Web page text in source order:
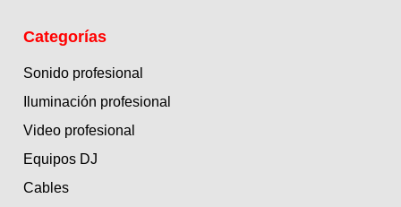
Categorías
Sonido profesional
Iluminación profesional
Video profesional
Equipos DJ
Cables